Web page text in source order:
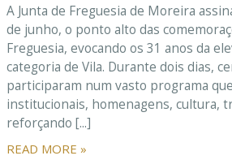
A Junta de Freguesia de Moreira
de junho, o ponto alto das
Freguesia, evocando os 31 anos da
categoria de Vila. Durante dois dias,
participaram num vasto programa
institucionais, homenagens, cultura,
reforçando [...]
READ MORE »